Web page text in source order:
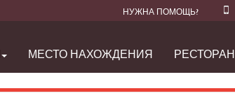
НУЖНА ПОМОЩЬ?
МЕСТО НАХОЖДЕНИЯ РЕСТОРАН